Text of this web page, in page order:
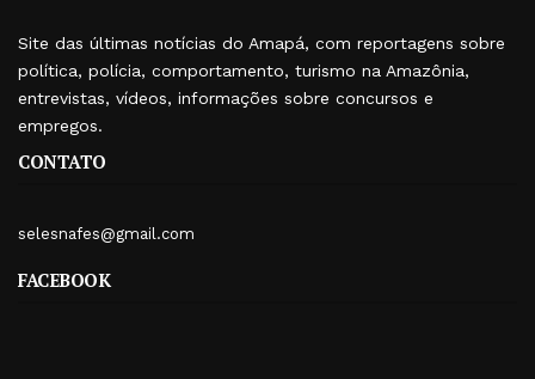
Site das últimas notícias do Amapá, com reportagens sobre
política, polícia, comportamento, turismo na Amazônia,
entrevistas, vídeos, informações sobre concursos e
empregos.
CONTATO
selesnafes@gmail.com
FACEBOOK